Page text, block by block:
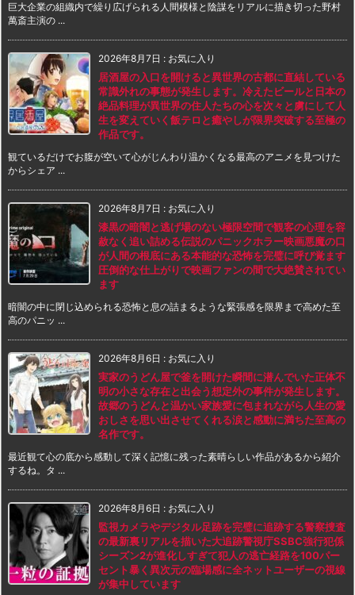
巨大企業の組織内で繰り広げられる人間模様と陰謀をリアルに描き切った野村
萬斎主演の ...
2026年8月7日 : お気に入り
居酒屋の入口を開けると異世界の古都に直結している
常識外れの事態が発生します。冷えたビールと日本の
絶品料理が異世界の住人たちの心を次々と虜にして人
生を変えていく飯テロと癒やしが限界突破する至極の
作品です。
観ているだけでお腹が空いて心がじんわり温かくなる最高のアニメを見つけた
からシェア ...
2026年8月7日 : お気に入り
漆黒の暗闇と逃げ場のない極限空間で観客の心理を容
赦なく追い詰める伝説のパニックホラー映画悪魔の口
が人間の根底にある本能的な恐怖を完璧に呼び覚ます
圧倒的な仕上がりで映画ファンの間で大絶賛されてい
ます
暗闇の中に閉じ込められる恐怖と息の詰まるような緊張感を限界まで高めた至
高のパニッ ...
2026年8月6日 : お気に入り
実家のうどん屋で釜を開けた瞬間に潜んでいた正体不
明の小さな存在と出会う想定外の事件が発生します。
故郷のうどんと温かい家族愛に包まれながら人生の愛
おしさを思い出させてくれる涙と感動に満ちた至高の
名作です。
最近観て心の底から感動して深く記憶に残った素晴らしい作品があるから紹介
するね。タ ...
2026年8月6日 : お気に入り
監視カメラやデジタル足跡を完璧に追跡する警察捜査
の最新裏リアルを描いた大追跡警視庁SSBC強行犯係
シーズン2が進化しすぎて犯人の逃亡経路を100パー
セント暴く異次元の臨場感に全ネットユーザーの視線
が集中しています